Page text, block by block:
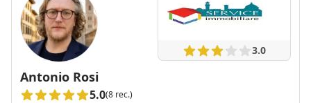
3.0
Antonio Rosi
5.0(8 rec.)